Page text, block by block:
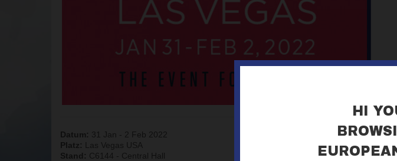
Datum: 31 Jan - 2 Feb 2022
Platz:
Las Vegas USA
Stand: C6144 - Central Hall
HI